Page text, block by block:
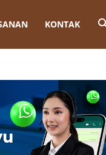
KONTAK